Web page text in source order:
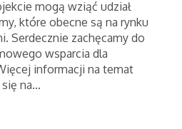
mogą wziąć udział
które obecne są na rynku
Serdecznie zachęcamy do
wsparcia dla
informacji na temat
na...